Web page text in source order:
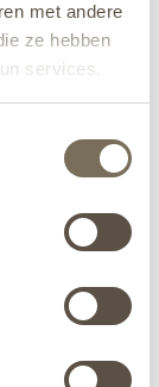
met andere
ze hebben
services.